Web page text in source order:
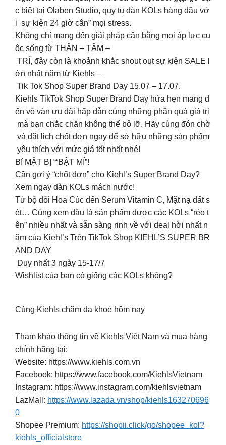
c biệt tại Olaben Studio, quy tụ dàn KOLs hàng đầu vớ
i sự kiện 24 giờ cân” mọi stress.
Không chỉ mang đến giải pháp cân bằng mọi áp lực cu
ộc sống từ THÂN – TÂM –
TRÍ, đây còn là khoảnh khắc shout out sự kiện SALE l
ớn nhất năm từ Kiehls –
Tik Tok Shop Super Brand Day 15.07 – 17.07.
Kiehls TikTok Shop Super Brand Day hứa hẹn mang đ
ến vô vàn ưu đãi hấp dẫn cùng những phần quà giá trị
mà bạn chắc chắn không thể bỏ lỡ. Hãy cùng đón chờ
và đặt lịch chốt đơn ngay để sở hữu những sản phẩm
yêu thích với mức giá tốt nhất nhé!
Bí MẬT BỊ “‘BẬT MÍ”!
Cần gợi ý “chốt đơn” cho Kiehl’s Super Brand Day?
Xem ngay dàn KOLs mách nước!
Từ bộ đôi Hoa Cúc đến Serum Vitamin C, Mặt nạ đất s
ét… Cùng xem đâu là sản phẩm được các KOLs “réo t
ên” nhiều nhất và sẵn sàng rinh về với deal hời nhất n
ăm của Kiehl’s Trên TikTok Shop KIEHL’S SUPER BR
AND DAY
️ Duy nhất 3 ngày 15-17/7
Wishlist của bạn có giống các KOLs không?
Cùng Kiehls chăm da khoẻ hôm nay
Tham khảo thông tin về Kiehls Việt Nam và mua hàng
chính hãng tại:
Website: https://www.kiehls.com.vn
Facebook: https://www.facebook.com/KiehlsVietnam
Instagram: https://www.instagram.com/kiehlsvietnam
LazMall: https://www.lazada.vn/shop/kiehls163270696
0
Shopee Premium: https://shopii.click/go/shopee_kol?
kiehls_officialstore